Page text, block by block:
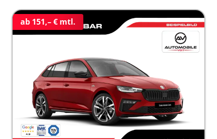
ab 151,– € mtl.